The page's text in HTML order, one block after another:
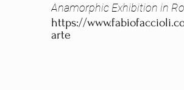
Anamorphic Exhibition in
https://
arte